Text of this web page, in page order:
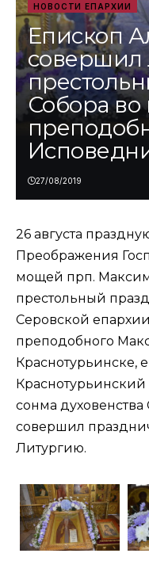
НОВОСТИ ЕПАРХИИ
Епископ
совершил
Собора
27/08/2019
26 августа
Преображения
мощей прп.
престольный
Серовской
преподобного
Краснотурьинске,
сонма
совершил
Литургию.